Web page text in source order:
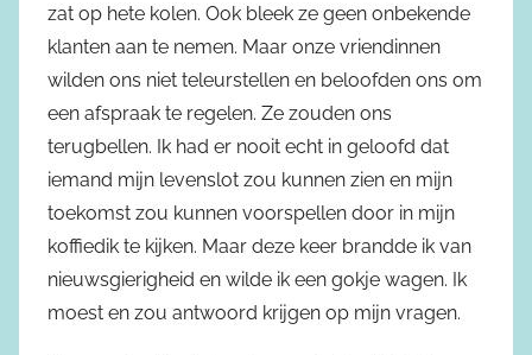
zat op hete kolen. Ook bleek ze geen onbekende
klanten aan te nemen. Maar onze vriendinnen
wilden ons niet teleurstellen en beloofden ons om
een afspraak te regelen. Ze zouden ons
terugbellen. Ik had er nooit echt in geloofd dat
iemand mijn levenslot zou kunnen zien en mijn
toekomst zou kunnen voorspellen door in mijn
koffiedik te kijken. Maar deze keer brandde ik van
nieuwsgierigheid en wilde ik een gokje wagen. Ik
moest en zou antwoord krijgen op mijn vragen.